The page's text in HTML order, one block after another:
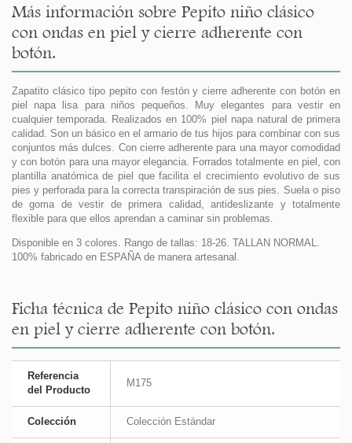
Más información sobre Pepito niño clásico
con ondas en piel y cierre adherente con
botón.
Zapatito clásico tipo pepito con festón y cierre adherente con botón en
piel napa lisa para niños pequeños. Muy elegantes para vestir en
cualquier temporada. Realizados en 100% piel napa natural de primera
calidad. Son un básico en el armario de tus hijos para combinar con sus
conjuntos más dulces. Con cierre adherente para una mayor comodidad
y con botón para una mayor elegancia. Forrados totalmente en piel, con
plantilla anatómica de piel que facilita el crecimiento evolutivo de sus
pies y perforada para la correcta transpiración de sus pies. Suela o piso
de goma de vestir de primera calidad, antideslizante y totalmente
flexible para que ellos aprendan a caminar sin problemas.
Disponible en 3 colores. Rango de tallas: 18-26. TALLAN NORMAL.
100% fabricado en ESPAÑA de manera artesanal.
Ficha técnica de Pepito niño clásico con ondas
en piel y cierre adherente con botón.
Referencia
del Producto
M175
Colección Colección Estándar